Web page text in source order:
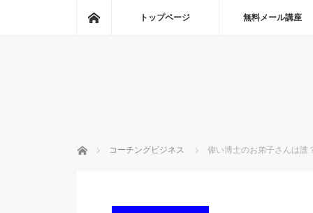
ホームトップページ 無料メール講座
ホーム コーチングビジネス 偉い博士のお弟子さんは誰